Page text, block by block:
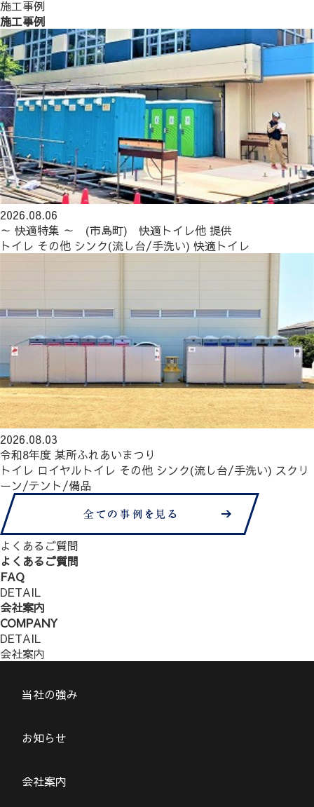
施工事例
施工事例
2026.08.06
～ 快適特集 ～ (市島町) 快適トイレ他 提供
トイレ その他 シンク(流し台/手洗い) 快適トイレ
2026.08.03
令和8年度 某所ふれあいまつり
トイレ ロイヤルトイレ その他 シンク(流し台/手洗い) スクリ
ーン/テント/備品
よくあるご質問
よくあるご質問
FAQ
DETAIL
会社案内
COMPANY
DETAIL
会社案内
当社の強み
お知らせ
会社案内